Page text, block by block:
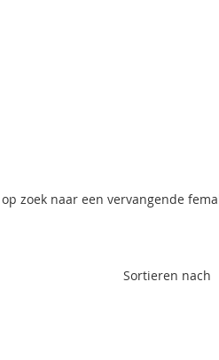
zoek naar een vervangende
Sortieren nach